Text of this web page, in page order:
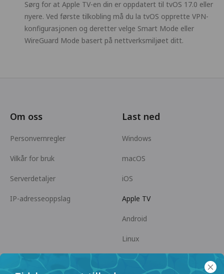
Sørg for at Apple TV-en din er oppdatert til tvOS 17.0 eller
nyere. Ved første tilkobling må du la tvOS opprette VPN-
konfigurasjonen og deretter velge Smart Mode eller
WireGuard Mode basert på nettverksmiljøet ditt.
Om oss
Personvernregler
Vilkår for bruk
Serverdetaljer
IP-adresseoppslag
Last ned
Windows
macOS
iOS
Apple TV
Android
Linux
Android TV